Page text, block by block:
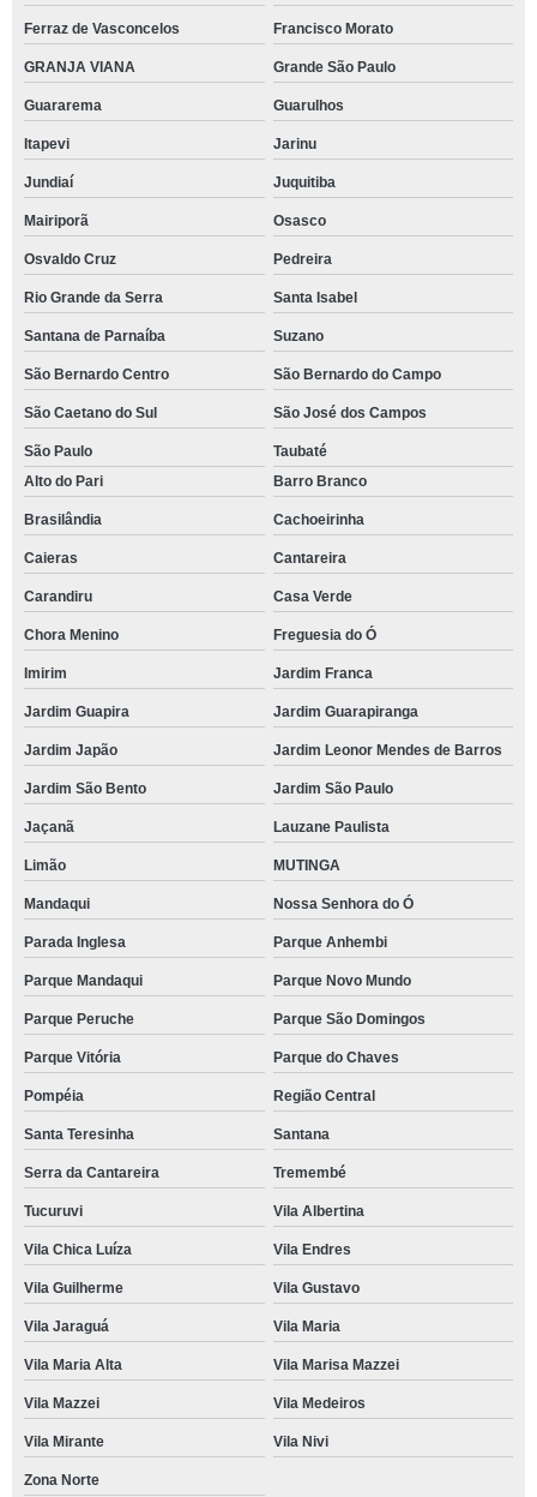
Ferraz de Vasconcelos Francisco Morato
GRANJA VIANA Grande São Paulo
Guararema Guarulhos
Itapevi Jarinu
Jundiaí Juquitiba
Mairiporã Osasco
Osvaldo Cruz Pedreira
Rio Grande da Serra Santa Isabel
Santana de Parnaíba Suzano
São Bernardo Centro São Bernardo do Campo
São Caetano do Sul São José dos Campos
São Paulo
Taubaté
Alto do Pari
Barro Branco
Brasilândia Cachoeirinha
Caieras Cantareira
Carandiru Casa Verde
Chora Menino Freguesia do Ó
Imirim Jardim Franca
Jardim Guapira Jardim Guarapiranga
Jardim Japão Jardim Leonor Mendes de Barros
Jardim São Bento Jardim São Paulo
Jaçanã Lauzane Paulista
Limão MUTINGA
Mandaqui Nossa Senhora do Ó
Parada Inglesa Parque Anhembi
Parque Mandaqui Parque Novo Mundo
Parque Peruche Parque São Domingos
Parque Vitória Parque do Chaves
Pompéia Região Central
Santa Teresinha Santana
Serra da Cantareira Tremembé
Tucuruvi Vila Albertina
Vila Chica Luíza Vila Endres
Vila Guilherme Vila Gustavo
Vila Jaraguá Vila Maria
Vila Maria Alta Vila Marisa Mazzei
Vila Mazzei Vila Medeiros
Vila Mirante Vila Nivi
Zona Norte